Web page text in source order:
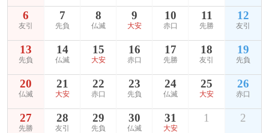
6
友引
7
先負
8
仏滅
9
大安
10
赤口
11
先勝
12
友引
13
先負
14
仏滅
15
大安
16
赤口
17
先勝
18
友引
19
先負
20
仏滅
21
大安
22
赤口
23
先負
24
仏滅
25
大安
26
赤口
27
先勝
28
友引
29
先負
30
仏滅
31
大安
1 2